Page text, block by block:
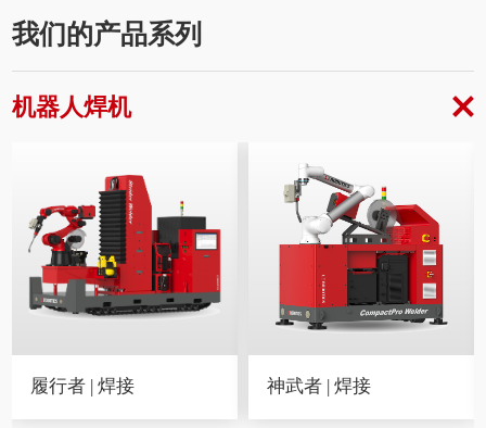
我们的产品系列
机器人焊机
履行者 | 焊接 神武者 | 焊接